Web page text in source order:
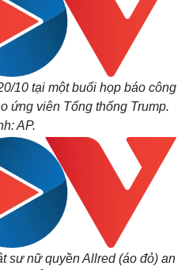
10 tại một buổi họp báo công
ứng viên Tổng thống Trump.
AP.
sư nữ quyền Allred (áo đỏ) an